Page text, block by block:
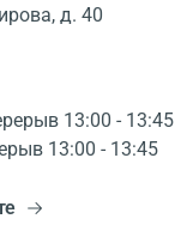
д. 40
13:00 - 13:45
13:00 - 13:45